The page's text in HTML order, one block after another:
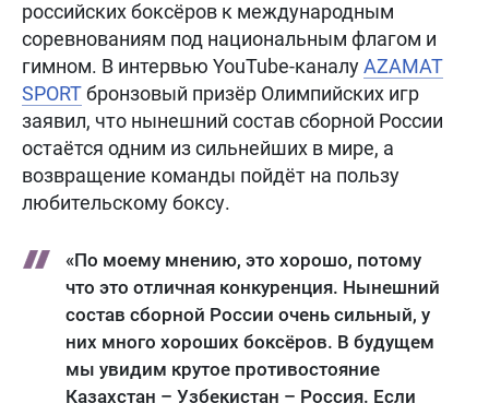
российских боксёров к международным
соревнованиям под национальным флагом и
гимном. В интервью YouTube-каналуAZAMAT
SPORTбронзовый призёр Олимпийских игр
заявил, что нынешний состав сборной России
остаётся одним из сильнейших в мире, а
возвращение команды пойдёт на пользу
любительскому боксу.
«По моему мнению, это хорошо, потому
что это отличная конкуренция. Нынешний
состав сборной России очень сильный, у
них много хороших боксёров. В будущем
мы увидим крутое противостояние
Казахстан – Узбекистан – Россия. Если